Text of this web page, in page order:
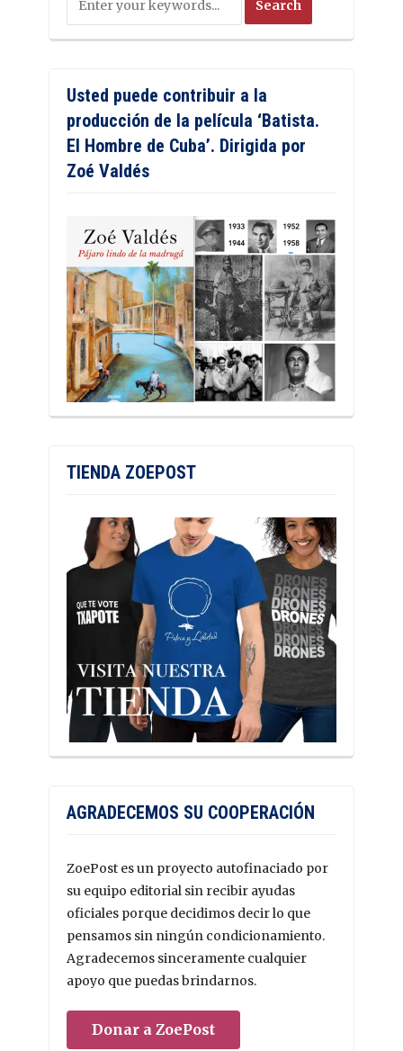
Usted puede contribuir a la
producción de la película ‘Batista.
El Hombre de Cuba’. Dirigida por
Zoé Valdés
TIENDA ZOEPOST
AGRADECEMOS SU COOPERACIÓN
ZoePost es un proyecto autofinaciado por
su equipo editorial sin recibir ayudas
oficiales porque decidimos decir lo que
pensamos sin ningún condicionamiento.
Agradecemos sinceramente cualquier
apoyo que puedas brindarnos.
Donar a ZoePost